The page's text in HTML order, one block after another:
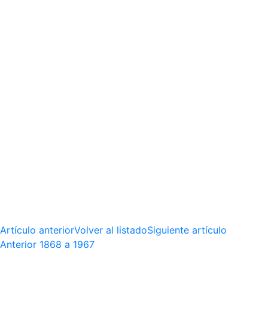
Artículo anteriorVolver al listadoSiguiente artículo
Anterior 1868 a 1967